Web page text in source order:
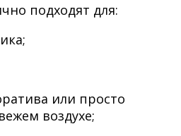
подходят для:
или просто
воздухе;